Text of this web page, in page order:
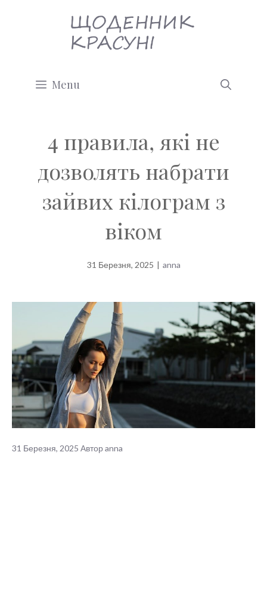
Menu
4 правила, які не
дозволять набрати
зайвих кілограм з
віком
31 Березня, 2025 | anna
31 Березня, 2025 Авторanna